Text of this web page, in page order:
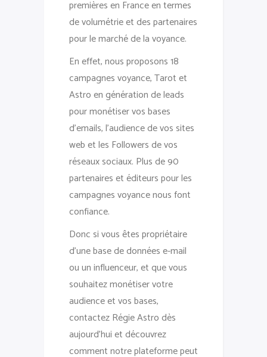
premières en France en termes
de volumétrie et des partenaires
pour le marché de la voyance.
En effet, nous proposons 18
campagnes voyance, Tarot et
Astro en génération de leads
pour monétiser vos bases
d’emails, l’audience de vos sites
web et les Followers de vos
réseaux sociaux. Plus de 90
partenaires et éditeurs pour les
campagnes voyance nous font
confiance.
Donc si vous êtes propriétaire
d’une base de données e-mail
ou un influenceur, et que vous
souhaitez monétiser votre
audience et vos bases,
contactez Régie Astro dès
aujourd’hui et découvrez
comment notre plateforme peut